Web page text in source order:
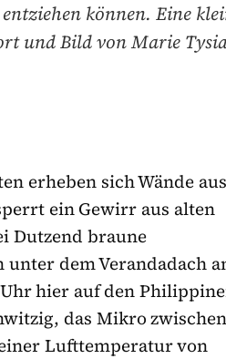
können. Eine
und Bild von Marie
erheben sich Wände aus
ein Gewirr aus alten
Dutzend braune
dem Verandadach
hier auf den
das Mikro zwischen
Lufttemperatur von